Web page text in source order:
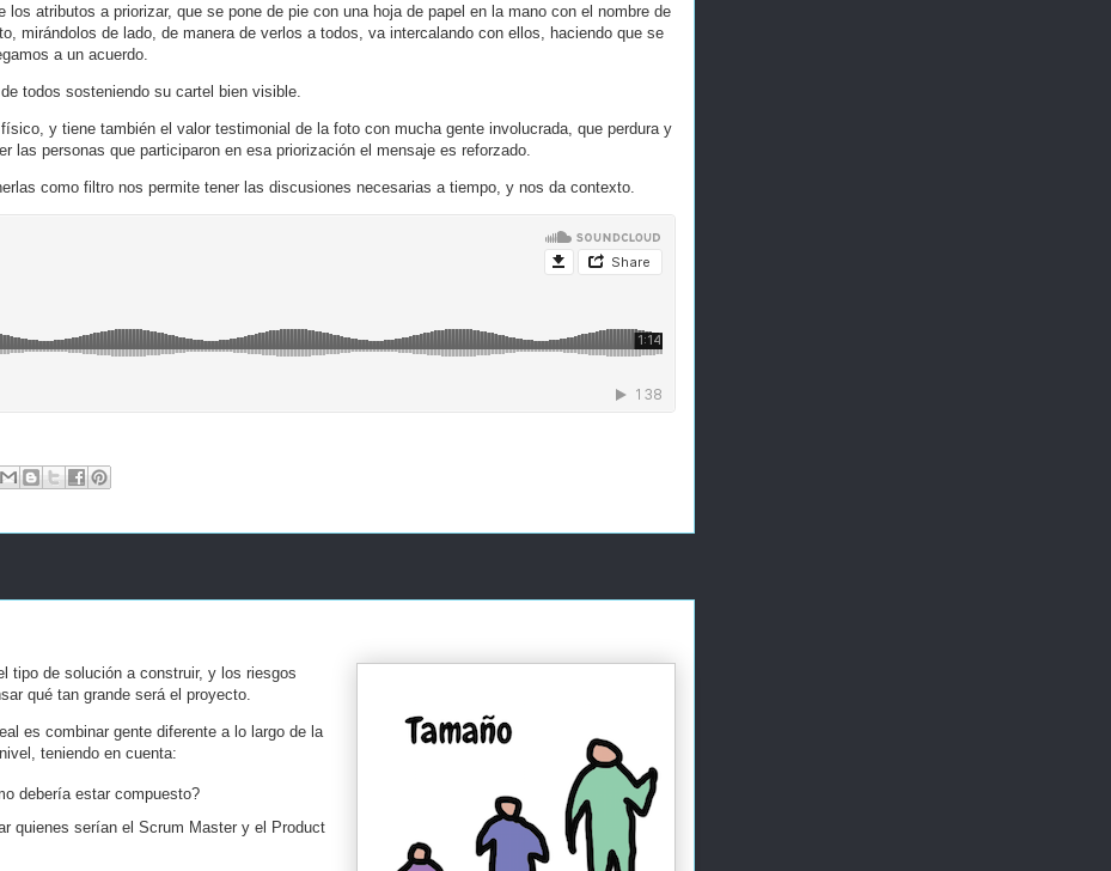
atributos a priorizar, que se pone de pie con una hoja de papel en la mano con el nombre de
mirándolos de lado, de manera de verlos a todos, va intercalando con ellos, haciendo que se
a un acuerdo.
todos sosteniendo su cartel bien visible.
y tiene también el valor testimonial de la foto con mucha gente involucrada, que perdura y
las personas que participaron en esa priorización el mensaje es reforzado.
como filtro nos permite tener las discusiones necesarias a tiempo, y nos da contexto.
tipo de solución a construir, y los riesgos
qué tan grande será el proyecto.
es combinar gente diferente a lo largo de la
teniendo en cuenta:
debería estar compuesto?
quienes serían el Scrum Master y el Product